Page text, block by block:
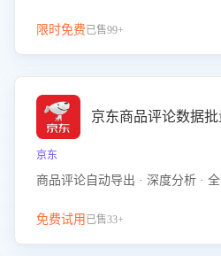
限时免费已售99+
京东商品评论数据
京东
商品评论自动导出 · 深度分析 ·
免费试用 已售33+